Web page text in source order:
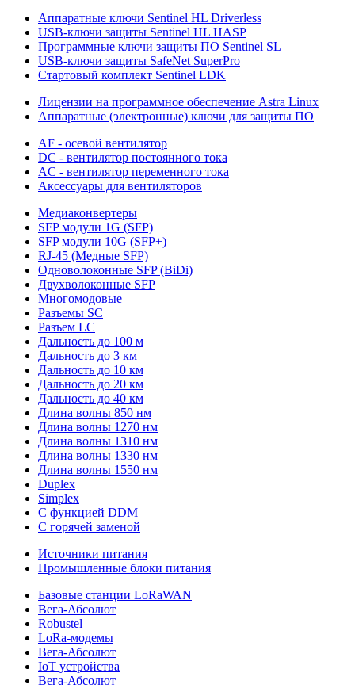
Аппаратные ключи Sentinel HL Driverless
USB-ключи защиты Sentinel HL HASP
Программные ключи защиты ПО Sentinel SL
USB-ключи защиты SafeNet SuperPro
Стартовый комплект Sentinel LDK
Лицензии на программное обеспечение Astra Linux
Аппаратные (электронные) ключи для защиты ПО
AF - осевой вентилятор
DC - вентилятор постоянного тока
AC - вентилятор переменного тока
Аксессуары для вентиляторов
Медиаконвертеры
SFP модули 1G (SFP)
SFP модули 10G (SFP+)
RJ-45 (Медные SFP)
Одноволоконные SFP (BiDi)
Двухволоконные SFP
Многомодовые
Разъемы SC
Разъем LC
Дальность до 100 м
Дальность до 3 км
Дальность до 10 км
Дальность до 20 км
Дальность до 40 км
Длина волны 850 нм
Длина волны 1270 нм
Длина волны 1310 нм
Длина волны 1330 нм
Длина волны 1550 нм
Duplex
Simplex
С функцией DDM
С горячей заменой
Источники питания
Промышленные блоки питания
Базовые станции LoRaWAN
Вега-Абсолют
Robustel
LoRa-модемы
Вега-Абсолют
IoT устройства
Вега-Абсолют